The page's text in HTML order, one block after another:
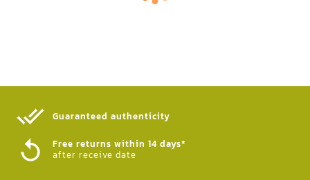
Guaranteed authenticity​
Free returns within 14 days*
after receive date